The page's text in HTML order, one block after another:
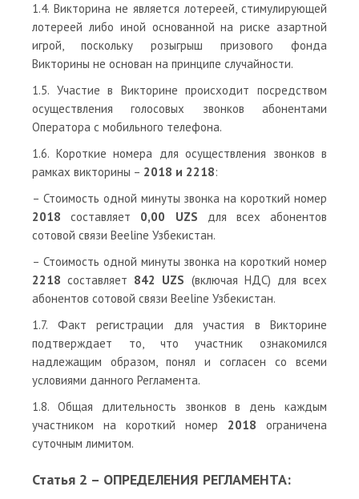
1.4. Викторина не является лотереей, стимулирующей
лотереей либо иной основанной на риске азартной
игрой, поскольку розыгрыш призового фонда
Викторины не основан на принципе случайности.
1.5. Участие в Викторине происходит посредством
осуществления голосовых звонков абонентами
Оператора с мобильного телефона.
1.6. Короткие номера для осуществления звонков в
рамках викторины – 2018 и 2218:
– Стоимость одной минуты звонка на короткий номер
2018 составляет 0,00 UZS для всех абонентов
сотовой связи Beeline Узбекистан.
– Стоимость одной минуты звонка на короткий номер
2218 составляет 842 UZS (включая НДС) для всех
абонентов сотовой связи Beeline Узбекистан.
1.7. Факт регистрации для участия в Викторине
подтверждает то, что участник ознакомился
надлежащим образом, понял и согласен со всеми
условиями данного Регламента.
1.8. Общая длительность звонков в день каждым
участником на короткий номер 2018 ограничена
суточным лимитом.
Статья 2 – ОПРЕДЕЛЕНИЯ РЕГЛАМЕНТА: